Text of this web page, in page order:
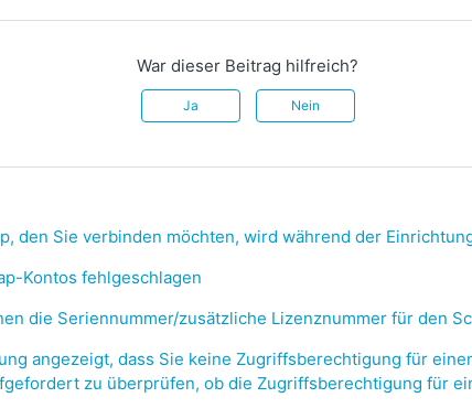
War dieser Beitrag hilfreich?
Ja Nein
den Sie verbinden möchten, wird während der
Kontos fehlgeschlagen
die Seriennummer/zusätzliche Lizenznummer für den
angezeigt, dass Sie keine Zugriffsberechtigung für
zu überprüfen, ob die Zugriffsberechtigung für